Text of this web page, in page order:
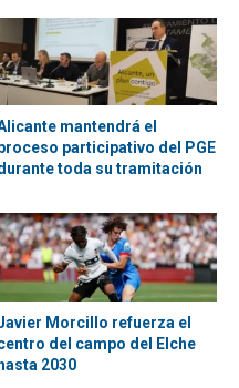
mantendrá el
participativo del PGE
toda su tramitación
Morcillo refuerza el
del campo del Elche
hasta 2030